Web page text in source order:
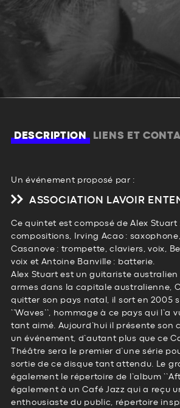
DESCRIPTION LIENS ET
Un événement proposé par :
ASSOCIATION LAVOIR
Ce quintet est composé de Alex Stuart
compositions, Irving Acao :
Casanove : trompette, claviers, voix,
voix et Antoine Banville : batterie.
Alex Stuart est un guitariste
armes dans la capitale australienne,
quitter son pays natal, il sort en 2005
‘’Waves’’, hommage à ce pays qui l’a
tant aimé. Aujourd’hui il présente son
un événement, d’autant plus que ce
Théâtre sera le premier d’une série
sortie de ce disque tant attendu. Le
également le répertoire de l’album
également à un Café Jazz qui a reçu
enthousiaste du public, répertoire